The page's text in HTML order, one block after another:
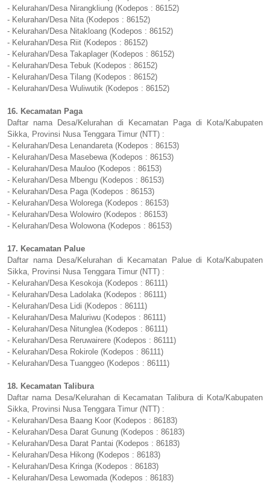
- Kelurahan/Desa Nirangkliung (Kodepos : 86152)
- Kelurahan/Desa Nita (Kodepos : 86152)
- Kelurahan/Desa Nitakloang (Kodepos : 86152)
- Kelurahan/Desa Riit (Kodepos : 86152)
- Kelurahan/Desa Takaplager (Kodepos : 86152)
- Kelurahan/Desa Tebuk (Kodepos : 86152)
- Kelurahan/Desa Tilang (Kodepos : 86152)
- Kelurahan/Desa Wuliwutik (Kodepos : 86152)
16. Kecamatan Paga
Daftar nama Desa/Kelurahan di Kecamatan Paga di Kota/Kabupaten
Sikka, Provinsi Nusa Tenggara Timur (NTT) :
- Kelurahan/Desa Lenandareta (Kodepos : 86153)
- Kelurahan/Desa Masebewa (Kodepos : 86153)
- Kelurahan/Desa Mauloo (Kodepos : 86153)
- Kelurahan/Desa Mbengu (Kodepos : 86153)
- Kelurahan/Desa Paga (Kodepos : 86153)
- Kelurahan/Desa Wolorega (Kodepos : 86153)
- Kelurahan/Desa Wolowiro (Kodepos : 86153)
- Kelurahan/Desa Wolowona (Kodepos : 86153)
17. Kecamatan Palue
Daftar nama Desa/Kelurahan di Kecamatan Palue di Kota/Kabupaten
Sikka, Provinsi Nusa Tenggara Timur (NTT) :
- Kelurahan/Desa Kesokoja (Kodepos : 86111)
- Kelurahan/Desa Ladolaka (Kodepos : 86111)
- Kelurahan/Desa Lidi (Kodepos : 86111)
- Kelurahan/Desa Maluriwu (Kodepos : 86111)
- Kelurahan/Desa Nitunglea (Kodepos : 86111)
- Kelurahan/Desa Reruwairere (Kodepos : 86111)
- Kelurahan/Desa Rokirole (Kodepos : 86111)
- Kelurahan/Desa Tuanggeo (Kodepos : 86111)
18. Kecamatan Talibura
Daftar nama Desa/Kelurahan di Kecamatan Talibura di Kota/Kabupaten
Sikka, Provinsi Nusa Tenggara Timur (NTT) :
- Kelurahan/Desa Baang Koor (Kodepos : 86183)
- Kelurahan/Desa Darat Gunung (Kodepos : 86183)
- Kelurahan/Desa Darat Pantai (Kodepos : 86183)
- Kelurahan/Desa Hikong (Kodepos : 86183)
- Kelurahan/Desa Kringa (Kodepos : 86183)
- Kelurahan/Desa Lewomada (Kodepos : 86183)